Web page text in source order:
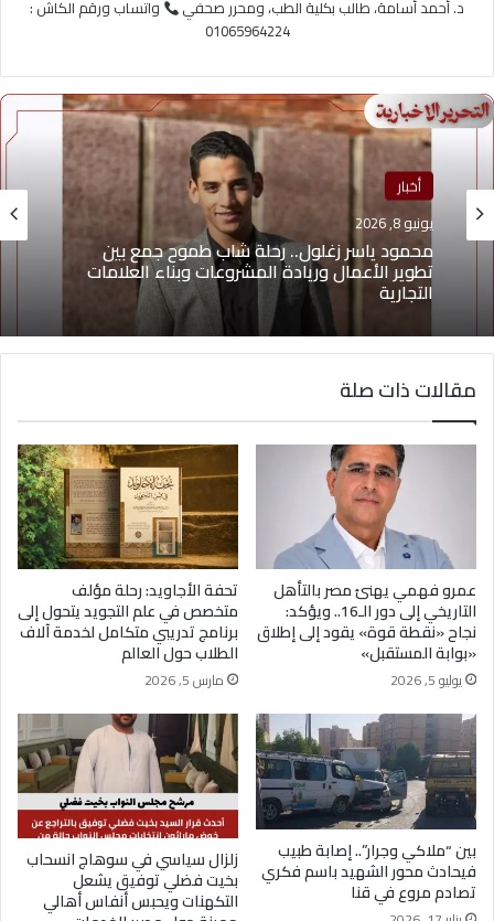
د. أحمد أسامة، طالب بكلية الطب، ومحرر صحفي
واتساب ورقم الكاش :
01065964224
أخبار
يونيو 8, 2026
محمود ياسر زغلول.. رحلة شاب طموح جمع بين
تطوير الأعمال وريادة المشروعات وبناء العلامات
التجارية
مقالات ذات صلة
عمرو فهمي يهنئ مصر بالتأهل
التاريخي إلى دور الـ16.. ويؤكد:
نجاح «نقطة قوة» يقود إلى إطلاق
«بوابة المستقبل»
يوليو 5, 2026
تحفة الأجاويد: رحلة مؤلف
متخصص في علم التجويد يتحول إلى
برنامج تدريبي متكامل لخدمة آلاف
الطلاب حول العالم
مارس 5, 2026
بين “ملاكي وجرار”.. إصابة طبيب
فيحادث محور الشهيد باسم فكري
تصادم مروع في قنا
زلزال سياسي في سوهاج انسحاب
بخيت فضلي توفيق يشعل
التكهنات ويحبس أنفاس أهالي